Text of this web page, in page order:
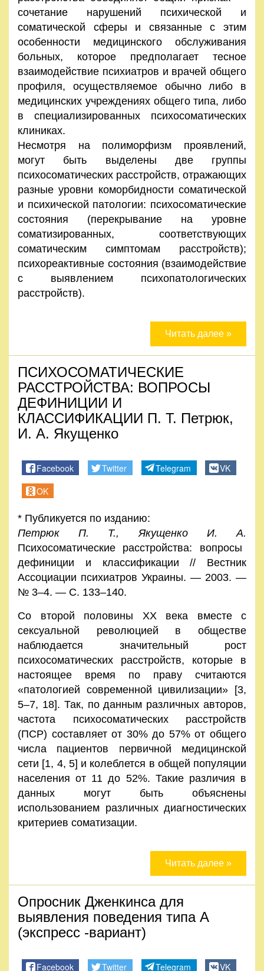
сочетание нарушений психической и
соматической сферы и связанные с этим
особенности медицинского обслуживания
больных, которое предполагает тесное
взаимодействие психиатров и врачей общего
профиля, осуществляемое обычно либо в
медицинских учреждениях общего типа, либо
в специализированных психосоматических
клиниках.
Несмотря на полиморфизм проявлений,
могут быть выделены две группы
психосоматических расстройств, отражающих
разные уровни коморбидности соматической
и психической патологии: психосоматические
состояния (перекрывание на уровне
соматизированных, соответствующих
соматическим симптомам расстройств);
психореактивные состояния (взаимодействие
с выявлением психопатологических
расстройств).
Читать далее »
ПСИХОСОМАТИЧЕСКИЕ
РАССТРОЙСТВА: ВОПРОСЫ
ДЕФИНИЦИИ И
КЛАССИФИКАЦИИ П. Т. Петрюк,
И. А. Якущенко
Facebook Twitter Telegram
VK
OK
* Публикуется по изданию:
Петрюк П. Т., Якущенко И. А.
Психосоматические расстройства: вопросы
дефиниции и классификации // Вестник
Ассоциации психиатров Украины. — 2003. —
№ 3–4. — С. 133–140.
Со второй половины XX века вместе с
сексуальной революцией в обществе
наблюдается значительный рост
психосоматических расстройств, которые в
настоящее время по праву считаются
«патологией современной цивилизации» [3,
5–7, 18]. Так, по данным различных авторов,
частота психосоматических расстройств
(ПСР) составляет от 30% до 57% от общего
числа пациентов первичной медицинской
сети [1, 4, 5] и колеблется в общей популяции
населения от 11 до 52%. Такие различия в
данных могут быть объяснены
использованием различных диагностических
критериев соматизации.
Читать далее »
Опросник Дженкинса для
выявления поведения типа А
(экспресс -вариант)
Facebook Twitter Telegram
VK